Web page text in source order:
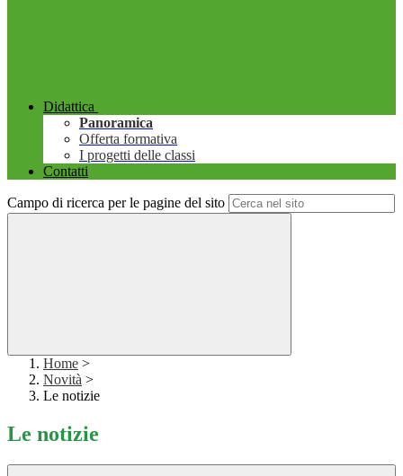
Didattica
Panoramica
Offerta formativa
I progetti delle classi
Contatti
Campo di ricerca per le pagine del sito
Home >
Novità >
Le notizie
Le notizie